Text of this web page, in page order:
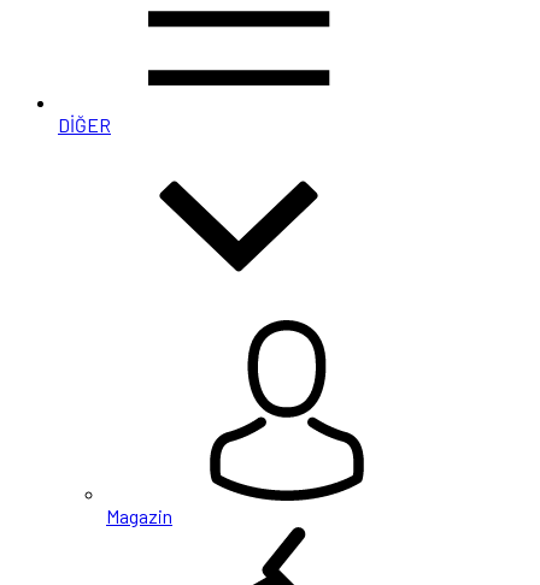
DİĞER
Magazin